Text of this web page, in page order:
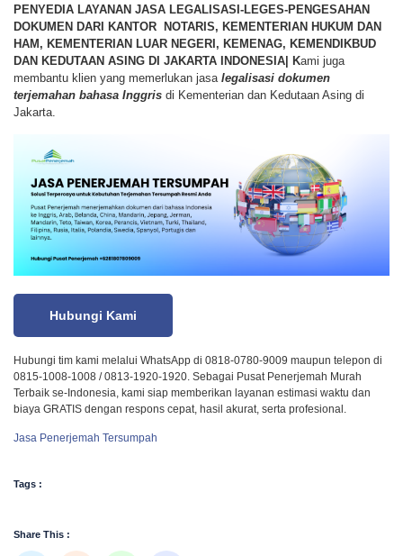
PENYEDIA LAYANAN JASA LEGALISASI-LEGES-PENGESAHAN
DOKUMEN DARI KANTOR NOTARIS, KEMENTERIAN HUKUM DAN
HAM, KEMENTERIAN LUAR NEGERI, KEMENAG, KEMENDIKBUD
DAN KEDUTAAN ASING DI JAKARTA INDONESIA|
Kami juga
membantu klien yang memerlukan jasa legalisasi dokumen
terjemahan bahasa Inggris di Kementerian dan Kedutaan Asing di
Jakarta.
Hubungi Kami
Hubungi tim kami melalui WhatsApp di 0818-0780-9009 maupun telepon di
0815-1008-1008 / 0813-1920-1920. Sebagai Pusat Penerjemah Murah
Terbaik se-Indonesia, kami siap memberikan layanan estimasi waktu dan
biaya GRATIS dengan respons cepat, hasil akurat, serta profesional.
Jasa Penerjemah Tersumpah
Tags :
Share This :